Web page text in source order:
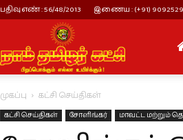
பதிவு எண் : 56/48/2013 இணைய : (+91)
நாம்
முகப்பு கட்சி செய்திகள்
கட்சி செய்திகள் சோளிங்கர் மாவட்ட மற்றும்